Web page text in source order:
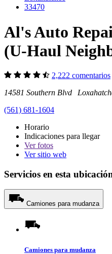
33470
Al's Auto
(U-Haul
2,222 comentarios
14581 Southern Blvd
(561) 681-1604
Horario
Indicaciones para llegar
Verfotos
Ver sitio web
Servicios en esta
Camiones para mudanza
Camiones para mudanza